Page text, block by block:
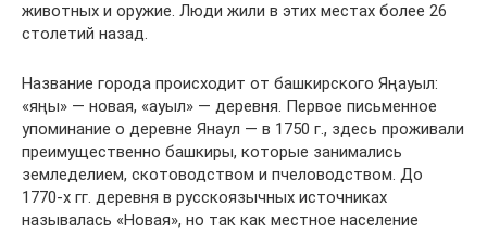
животных и оружие. Люди жили в этих местах более 26
столетий назад.
Название города происходит от башкирского Яңауыл:
«яңы» — новая, «ауыл» — деревня. Первое письменное
упоминание о деревне Янаул — в 1750 г., здесь проживали
преимущественно башкиры, которые занимались
земледелием, скотоводством и пчеловодством. До
1770-х гг. деревня в русскоязычных источниках
называлась «Новая», но так как местное население